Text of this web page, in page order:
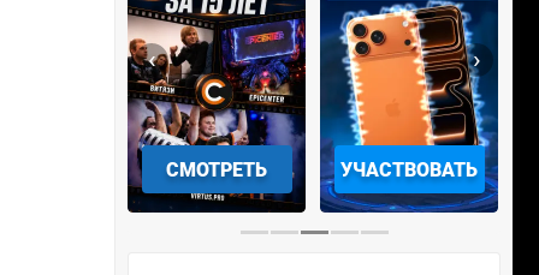
СМОТРЕТЬ УЧАСТВОВАТЬ
‹ ›